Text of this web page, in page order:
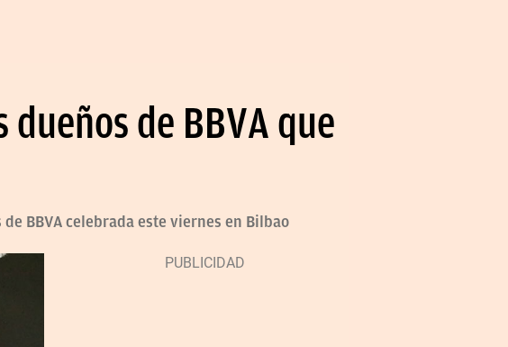
de BBVA que
BBVA celebrada este viernes en Bilbao